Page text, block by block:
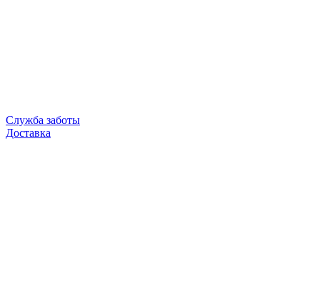
Служба заботы
Доставка